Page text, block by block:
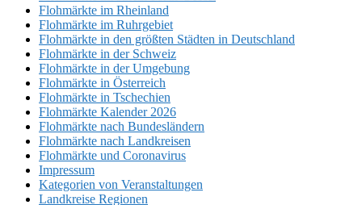
Flohmärkte im Rheinland
Flohmärkte im Ruhrgebiet
Flohmärkte in den größten Städten in Deutschland
Flohmärkte in der Schweiz
Flohmärkte in der Umgebung
Flohmärkte in Österreich
Flohmärkte in Tschechien
Flohmärkte Kalender 2026
Flohmärkte nach Bundesländern
Flohmärkte nach Landkreisen
Flohmärkte und Coronavirus
Impressum
Kategorien von Veranstaltungen
Landkreise Regionen